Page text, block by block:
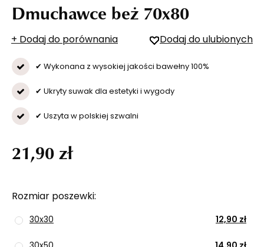
Dmuchawce beż 70x80
+ Dodaj do porównania Dodaj do ulubionych
✔ Wykonana z wysokiej jakości bawełny 100%
✔ Ukryty suwak dla estetyki i wygody
✔ Uszyta w polskiej szwalni
Rozmiar poszewki
30x30 12,90 zł
21,90 zł